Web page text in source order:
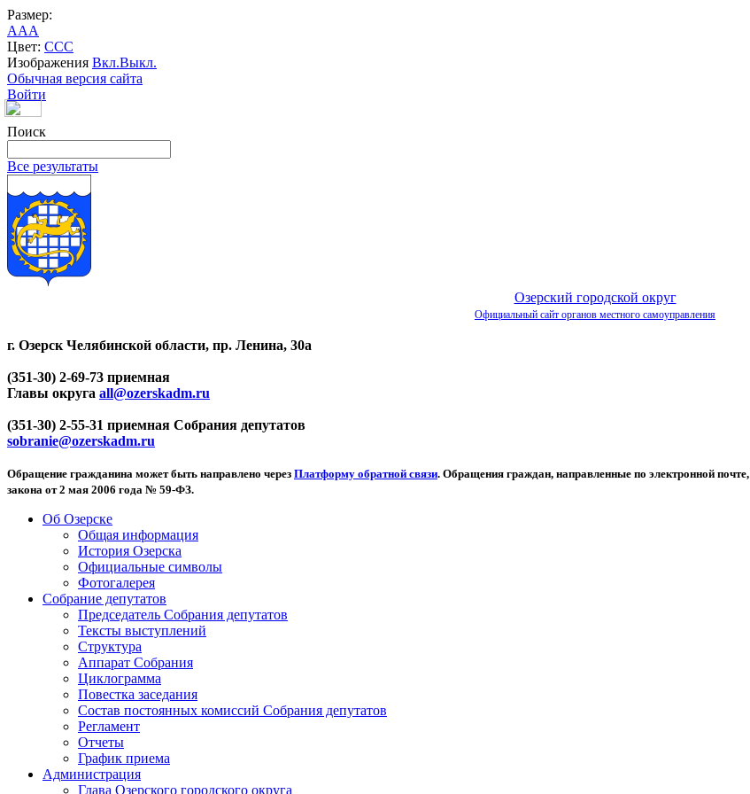
Размер:
AAA
Цвет: CCC
Изображения Вкл.Выкл.
Обычная версия сайта
Войти
Поиск
Все результаты
Озерский городской округ
Официальный сайт органов местного самоуправления
г. Озерск Челябинской области, пр. Ленина, 30а
(351-30) 2-69-73 приемная
Главы округа all@ozerskadm.ru
(351-30) 2-55-31 приемная Собрания депутатов
sobranie@ozerskadm.ru
Обращение гражданина может быть направлено через Платформу обратной связи. Обращения граждан, направленные по электронной почте,
закона от 2 мая 2006 года № 59-ФЗ.
Об Озерске
Общая информация
История Озерска
Официальные символы
Фотогалерея
Собрание депутатов
Председатель Собрания депутатов
Тексты выступлений
Структура
Аппарат Собрания
Циклограмма
Повестка заседания
Состав постоянных комиссий Собрания депутатов
Регламент
Отчеты
График приема
Администрация
Глава Озерского городского округа